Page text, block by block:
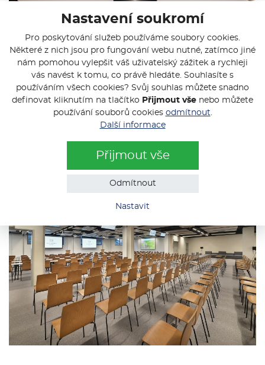
Nastavení soukromí
Pro poskytování služeb používáme soubory cookies.
Některé z nich jsou pro fungování webu nutné, zatímco jiné
nám pomohou vylepšit váš uživatelský zážitek a rychleji
vás navést k tomu, co právě hledáte. Souhlasíte s
používáním všech cookies? Svůj souhlas můžete snadno
definovat kliknutím na tlačítko Přijmout vše nebo můžete
používání souborů cookies odmítnout.
Další informace
Přijmout vše
Odmítnout
Nastavit